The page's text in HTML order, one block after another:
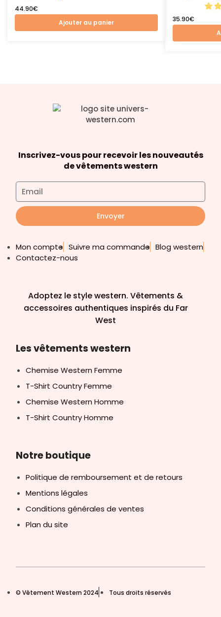
44.90€
Ajouter au panier
35.90€
Inscrivez-vous pour recevoir les nouveautés
de vêtements western
Envoyer
Mon compte Suivre ma commande Blog western
Contactez-nous
Adoptez le style western. Vêtements &
accessoires authentiques inspirés du Far
West
Les vêtements western
Chemise Western Femme
T-Shirt Country Femme
Chemise Western Homme
T-Shirt Country Homme
Notre boutique
Politique de remboursement et de retours
Mentions légales
Conditions générales de ventes
Plan du site
© Vêtement Western 2024 Tous droits réservés